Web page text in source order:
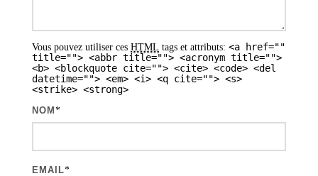
Vous pouvez utiliser ces HTML tags et attributs: <a href=""
title=""> <abbr title=""> <acronym title="">
<b> <blockquote cite=""> <cite> <code> <del
datetime=""> <em> <i> <q cite=""> <s>
<strike> <strong>
NOM *
EMAIL*